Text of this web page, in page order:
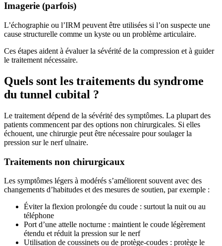
Imagerie (parfois)
L’échographie ou l’IRM peuvent être utilisées si l’on suspecte une
cause structurelle comme un kyste ou un problème articulaire.
Ces étapes aident à évaluer la sévérité de la compression et à guider
le traitement nécessaire.
Quels sont les traitements du syndrome
du tunnel cubital ?
Le traitement dépend de la sévérité des symptômes. La plupart des
patients commencent par des options non chirurgicales. Si elles
échouent, une chirurgie peut être nécessaire pour soulager la
pression sur le nerf ulnaire.
Traitements non chirurgicaux
Les symptômes légers à modérés s’améliorent souvent avec des
changements d’habitudes et des mesures de soutien, par exemple :
Éviter la flexion prolongée du coude : surtout la nuit ou au
téléphone
Port d’une attelle nocturne : maintient le coude légèrement
étendu et réduit la pression sur le nerf
Utilisation de coussinets ou de protège-coudes : protège le